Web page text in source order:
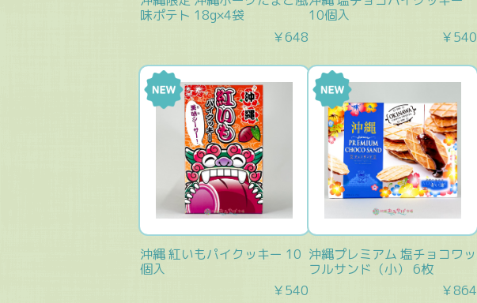
味ポテト 18g×4袋
￥648
10個入
￥540
沖縄 紅いもパイクッキー 10
個入
￥540
沖縄プレミアム 塩チョコワッ
フルサンド（小） 6枚
￥864